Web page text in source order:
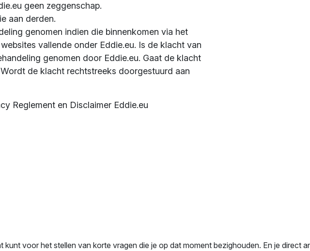
geen zeggenschap.
aan derden.
genomen indien die binnenkomen via het
vallende onder Eddie.eu. Is de klacht van
genomen door Eddie.eu. Gaat de klacht
de klacht rechtstreeks doorgestuurd aan
Reglement en Disclaimer Eddie.eu
kunt voor het stellen van korte vragen die je op dat moment bezighouden. En je direct